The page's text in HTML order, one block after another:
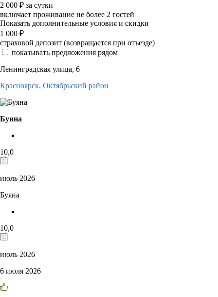
2 000 ₽ за сутки
включает проживание не более 2 гостей
Показать дополнительные условия и скидки
1 000 ₽
страховой депозит (возвращается при отъезде)
показывать предложения рядом
Ленинградская улица, 6
Красноярск, Октябрьский район
Буяна
10,0
июль 2026
Буяна
10,0
июль 2026
6 июля 2026